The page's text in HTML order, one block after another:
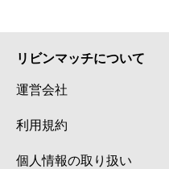
リビンマッチについて
運営会社
利用規約
個人情報の取り扱い